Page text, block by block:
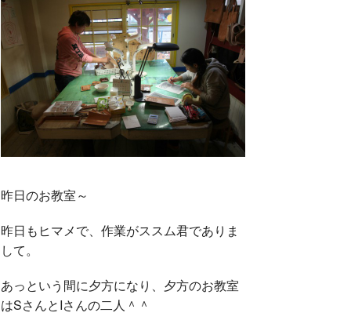
c
e
b
o
o
k
i
t
t
r
n
e
昨日のお教室～
昨日もヒマメで、作業がススム君でありま
して。
あっという間に夕方になり、夕方のお教室
はSさんとIさんの二人＾＾